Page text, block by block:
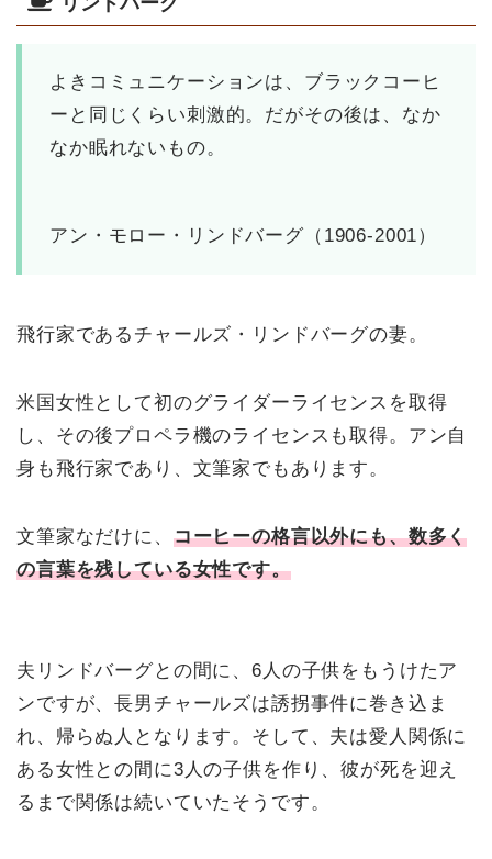
よきコミュニケーションは、ブラックコーヒ
ーと同じくらい刺激的。だがその後は、なか
なか眠れないもの。
アン・モロー・リンドバーグ（1906-2001）
飛行家であるチャールズ・リンドバーグの妻。
米国女性として初のグライダーライセンスを取得
し、その後プロペラ機のライセンスも取得。アン自
身も飛行家であり、文筆家でもあります。
文筆家なだけに、 コーヒーの格言以外にも、数多く
の言葉を残している女性です。
夫リンドバーグとの間に、6人の子供をもうけたア
ンですが、長男チャールズは誘拐事件に巻き込ま
れ、帰らぬ人となります。そして、夫は愛人関係に
ある女性との間に3人の子供を作り、彼が死を迎え
るまで関係は続いていたそうです。